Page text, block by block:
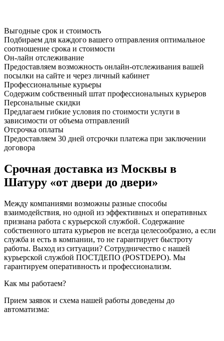
Выгодные срок и стоимость
Подбираем для каждого вашего отправления оптимальное
соотношение срока и стоимости
Он-лайн отслеживание
Предоставляем возможность онлайн-отслеживания вашей
посылки на сайте и через личный кабинет
Профессиональные курьеры
Содержим собственный штат профессиональных курьеров
Персональные скидки
Предлагаем гибкие условия по стоимости услуги в
зависимости от объема отправлений
Отсрочка оплаты
Предоставляем 30 дней отсрочки платежа при заключении
договора
Срочная доставка из Москвы в
Шатуру «от двери до двери»
Между компаниями возможны разные способы
взаимодействия, но одной из эффективных и оперативных
признана работа с курьерской службой. Содержание
собственного штата курьеров не всегда целесообразно, а если
служба и есть в компании, то не гарантирует быстроту
работы. Выход из ситуации? Сотрудничество с нашей
курьерской службой ПОСТДЕПО (POSTDEPO). Мы
гарантируем оперативность и профессионализм.
Как мы работаем?
Прием заявок и схема нашей работы доведены до
автоматизма: